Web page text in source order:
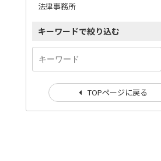
法律事務所
キーワードで絞り込む
TOPページに戻る